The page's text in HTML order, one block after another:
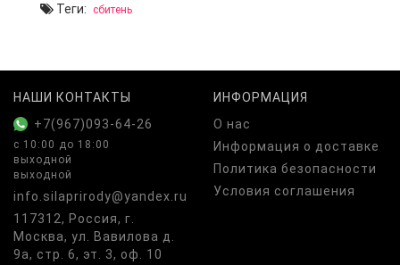
Теги: сбитень
НАШИ КОНТАКТЫ
+7(967)093-64-26
с 10:00 до 18:00
выходной
выходной
info.silaprirody@yandex.ru
117312, Россия, г.
Москва, ул. Вавилова д.
9а, стр. 6, эт. 3, оф. 10
ИНФОРМАЦИЯ
О нас
Информация о доставке
Политика безопасности
Условия соглашения